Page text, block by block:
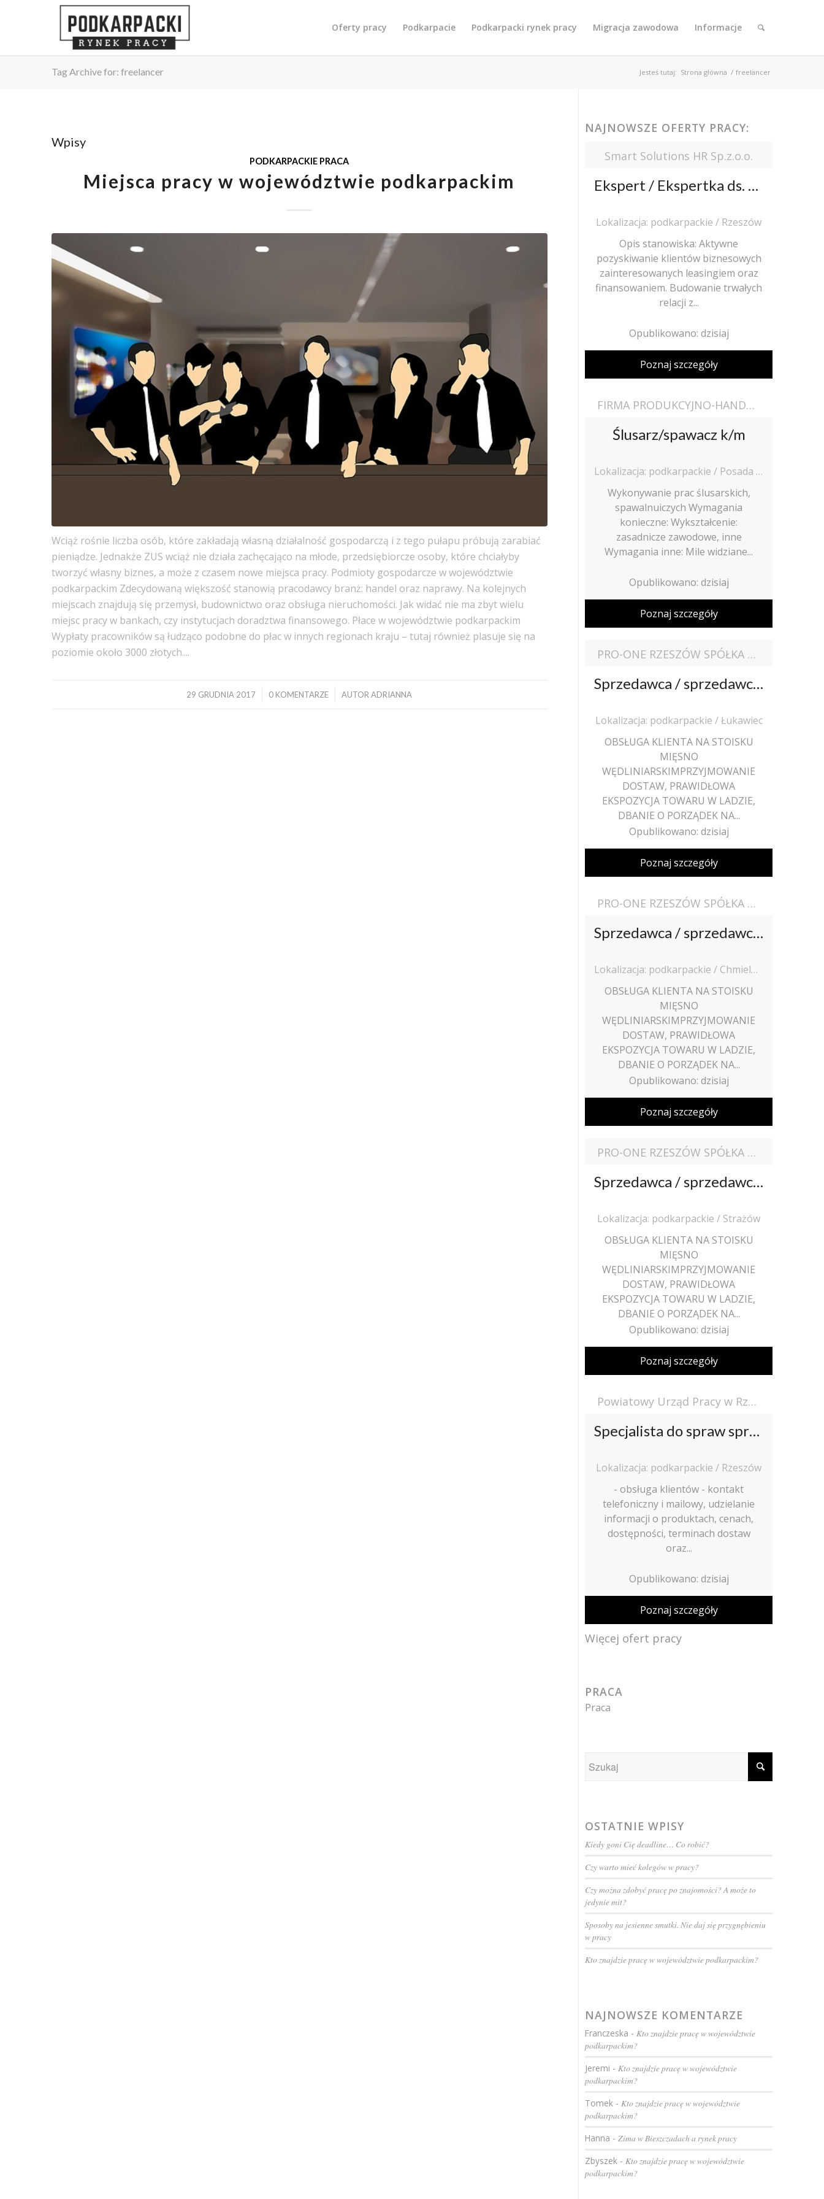
Oferty pracy Podkarpacie Podkarpacki rynek pracy Migracja zawodowa Informacje
Tag Archive for: freelancer Jesteś tutaj: Strona główna / freelancer
Wpisy
PODKARPACKIE PRACA
Miejsca pracy w województwie podkarpackim
Wciąż rośnie liczba osób, które zakładają własną działalność gospodarczą i z tego pułapu próbują zarabiać
pieniądze. Jednakże ZUS wciąż nie działa zachęcająco na młode, przedsiębiorcze osoby, które chciałyby
tworzyć własny biznes, a może z czasem nowe miejsca pracy. Podmioty gospodarcze w województwie
podkarpackim Zdecydowaną większość stanowią pracodawcy branż: handel oraz naprawy. Na kolejnych
miejscach znajdują się przemysł, budownictwo oraz obsługa nieruchomości. Jak widać nie ma zbyt wielu
miejsc pracy w bankach, czy instytucjach doradztwa finansowego. Płace w województwie podkarpackim
Wypłaty pracowników są łudząco podobne do płac w innych regionach kraju – tutaj również plasuje się na
poziomie około 3000 złotych....
29 GRUDNIA 2017
/ 0 KOMENTARZE
/ AUTORADRIANNA
NAJNOWSZE OFERTY PRACY:
Smart Solutions HR Sp.z.o.o.
Ekspert / Ekspertka ds. Sprzedaży Leasingu
Lokalizacja: podkarpackie / Rzeszów
Opis stanowiska: Aktywne
pozyskiwanie klientów biznesowych
zainteresowanych leasingiem oraz
finansowaniem. Budowanie trwałych
relacji z...
Opublikowano: dzisiaj
Poznaj szczegóły
FIRMA PRODUKCYJNO-HANDLOWO-USŁUGOWA RAJCHEL PIOTR
Ślusarz/spawacz k/m
Lokalizacja: podkarpackie / Posada Górna
Wykonywanie prac ślusarskich,
spawalnuiczych Wymagania
konieczne: Wykształcenie:
zasadnicze zawodowe, inne
Wymagania inne: Mile widziane...
Opublikowano: dzisiaj
Poznaj szczegóły
PRO-ONE RZESZÓW SPÓŁKA Z OGRANICZONĄ ODPOWIEDZIALNOŚCIĄ
Sprzedawca / sprzedawczyni stoisko mięsne
Lokalizacja: podkarpackie / Łukawiec
OBSŁUGA KLIENTA NA STOISKU
MIĘSNO
WĘDLINIARSKIMPRZYJMOWANIE
DOSTAW, PRAWIDŁOWA
EKSPOZYCJA TOWARU W LADZIE,
DBANIE O PORZĄDEK NA...
Opublikowano: dzisiaj
Poznaj szczegóły
PRO-ONE RZESZÓW SPÓŁKA Z OGRANICZONĄ ODPOWIEDZIALNOŚCIĄ
Sprzedawca / sprzedawczyni stoisko mięsne
Lokalizacja: podkarpackie / Chmielnik (pow. rzeszowski, gm. Chmielnik), Chmielnik
OBSŁUGA KLIENTA NA STOISKU
MIĘSNO
WĘDLINIARSKIMPRZYJMOWANIE
DOSTAW, PRAWIDŁOWA
EKSPOZYCJA TOWARU W LADZIE,
DBANIE O PORZĄDEK NA...
Opublikowano: dzisiaj
Poznaj szczegóły
PRO-ONE RZESZÓW SPÓŁKA Z OGRANICZONĄ ODPOWIEDZIALNOŚCIĄ
Sprzedawca / sprzedawczyni stoisko mięsne
Lokalizacja: podkarpackie / Strażów
OBSŁUGA KLIENTA NA STOISKU
MIĘSNO
WĘDLINIARSKIMPRZYJMOWANIE
DOSTAW, PRAWIDŁOWA
EKSPOZYCJA TOWARU W LADZIE,
DBANIE O PORZĄDEK NA...
Opublikowano: dzisiaj
Poznaj szczegóły
Powiatowy Urząd Pracy w Rzeszowie
Specjalista do spraw sprzedaży (k/m)
Lokalizacja: podkarpackie / Rzeszów
- obsługa klientów - kontakt
telefoniczny i mailowy, udzielanie
informacji o produktach, cenach,
dostępności, terminach dostaw
oraz...
Opublikowano: dzisiaj
Poznaj szczegóły
Więcej ofert pracy
PRACA
Praca
OSTATNIE WPISY
Kiedy goni Cię deadline… Co robić?
Czy warto mieć kolegów w pracy?
Czy można zdobyć pracę po znajomości? A może to
jedynie mit?
Sposoby na jesienne smutki. Nie daj się przygnębieniu
w pracy
Kto znajdzie pracę w województwie podkarpackim?
NAJNOWSZE KOMENTARZE
Franczeska - Kto znajdzie pracę w województwie
podkarpackim?
Jeremi - Kto znajdzie pracę w województwie
podkarpackim?
Tomek- Kto znajdzie pracę w województwie
podkarpackim?
Hanna - Zima w Bieszczadach a rynek pracy
Zbyszek- Kto znajdzie pracę w województwie
podkarpackim?